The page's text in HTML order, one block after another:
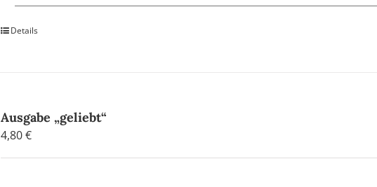
Details
Ausgabe „geliebt“
4,80€